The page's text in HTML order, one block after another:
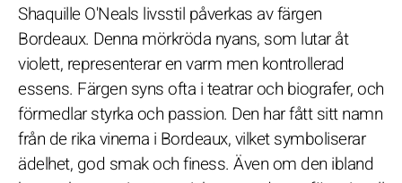
Shaquille O'Neals livsstil påverkas av färgen
Bordeaux. Denna mörkröda nyans, som lutar åt
violett, representerar en varm men kontrollerad
essens. Färgen syns ofta i teatrar och biografer, och
förmedlar styrka och passion. Den har fått sitt namn
från de rika vinerna i Bordeaux, vilket symboliserar
ädelhet, god smak och finess. Även om den ibland